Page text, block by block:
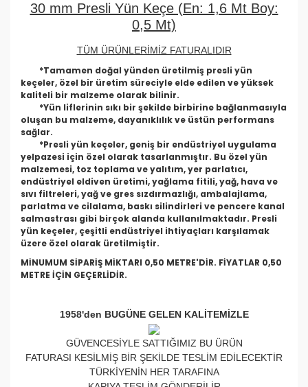
30 mm Presli Yün Keçe (En: 1,6 Mt Boy:
0,5 Mt)
TÜM ÜRÜNLERİMİZ FATURALIDIR
*Tamamen doğal yünden üretilmiş presli yün
keçeler, özel bir üretim süreciyle elde edilen ve yüksek
kaliteli bir malzeme olarak bilinir.
*Yün liflerinin sıkı bir şekilde birbirine bağlanmasıyla
oluşan bu malzeme, dayanıklılık ve üstün performans
sağlar.
*Presli yün keçeler, geniş bir endüstriyel uygulama
yelpazesi için özel olarak tasarlanmıştır. Bu özel yün
malzemesi, toz toplama ve yalıtım, yer parlatıcı,
endüstriyel eldiven üretimi, yağlama fitili, yağ, hava ve
sıvı filtreleri, yağ ve gres sızdırmazlığı, ambalajlama,
parlatma ve cilalama, baskı silindirleri ve pencere kanal
salmastrası gibi birçok alanda kullanılmaktadır. Presli
yün keçeler, çeşitli endüstriyel ihtiyaçları karşılamak
üzere özel olarak üretilmiştir.
MİNUMUM SİPARİŞ MİKTARI 0,50 METRE'DİR. FİYATLAR 0,50
METRE İÇİN GEÇERLİDİR.
1958'den BUGÜNE GELEN KALİTEMİZLE
GÜVENCESİYLE SATTIĞIMIZ BU ÜRÜN
FATURASI KESİLMİŞ BİR ŞEKİLDE TESLİM EDİLECEKTİR
TÜRKİYENİN HER TARAFINA